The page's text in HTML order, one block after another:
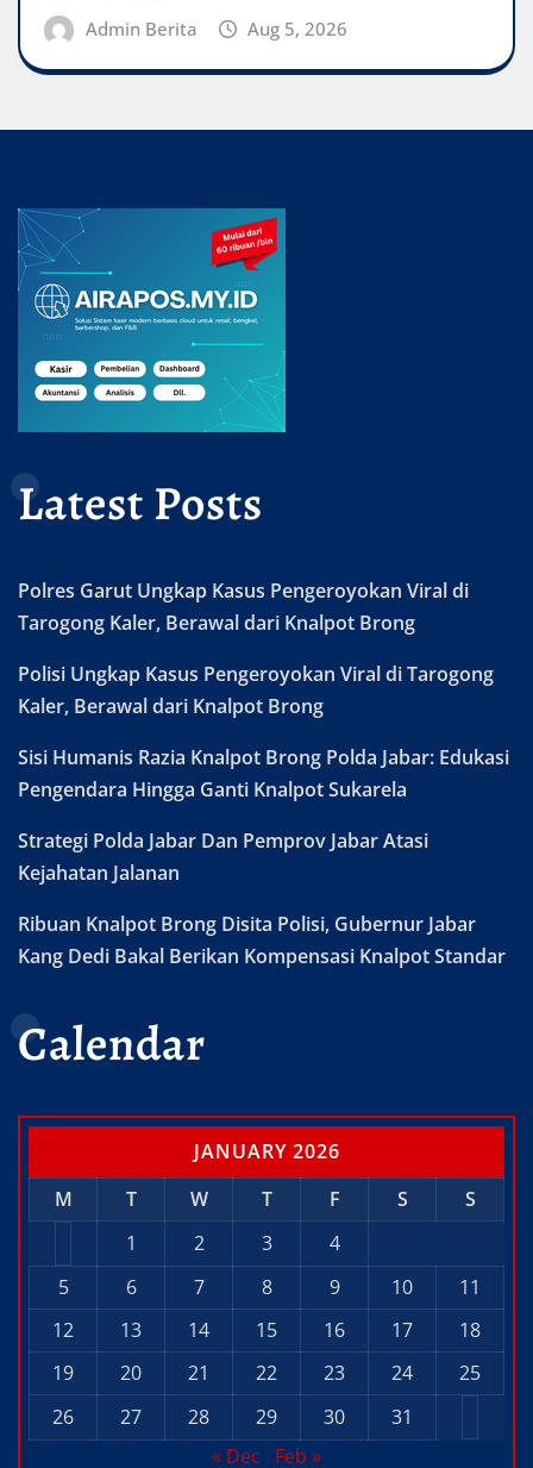
Admin Berita Aug 5, 2026
Latest Posts
Polres Garut Ungkap Kasus Pengeroyokan Viral di
Tarogong Kaler, Berawal dari Knalpot Brong
Polisi Ungkap Kasus Pengeroyokan Viral di Tarogong
Kaler, Berawal dari Knalpot Brong
Sisi Humanis Razia Knalpot Brong Polda Jabar: Edukasi
Pengendara Hingga Ganti Knalpot Sukarela
Strategi Polda Jabar Dan Pemprov Jabar Atasi
Kejahatan Jalanan
Ribuan Knalpot Brong Disita Polisi, Gubernur Jabar
Kang Dedi Bakal Berikan Kompensasi Knalpot Standar
Calendar
JANUARY 2026
M
T W T F S
S
1
2 3
4
5
6 7 8 9 10
11
12
13 14 15 16 17
18
19
20 21 22 23 24
25
26
27 28 29 30
31
« Dec
Feb »